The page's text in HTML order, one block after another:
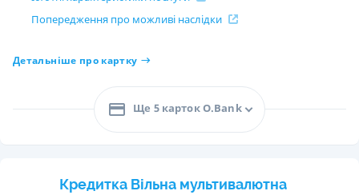
Попередження про можливі наслідки
Детальніше про картку
Ще 5 карток O.Bank
Кредитка Вільна мультивалютна